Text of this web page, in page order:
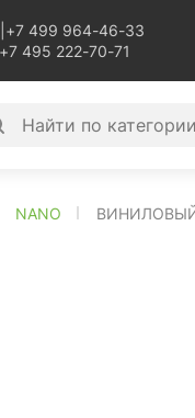
+7 499 964-46-33
+7 495 222-70-71
NANO ВИНИЛОВЫЙ